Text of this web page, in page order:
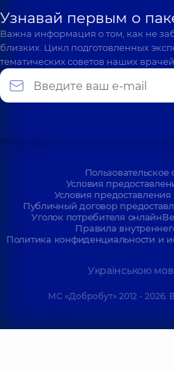
Узнавай первым о
Важна информация о том, как не
близких. Цикл подготовленных
тематических советов наших
Условия
Условия
Публичный договор
Уголок потребителя онлайн
Правила
Политика конфиденциальности и
Українською
МС «Добробут» 2012 -